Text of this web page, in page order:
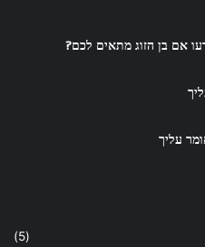
אם בן הזוג מתאים לכם?
עליך
(5)